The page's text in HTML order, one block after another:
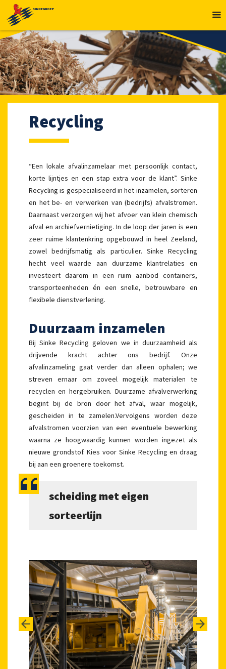
Recycling
“Een lokale afvalinzamelaar met persoonlijk contact,
korte lijntjes en een stap extra voor de klant”. Sinke
Recycling is gespecialiseerd in het inzamelen, sorteren
en het be- en verwerken van (bedrijfs) afvalstromen.
Daarnaast verzorgen wij het afvoer van klein chemisch
afval en archiefvernietiging. In de loop der jaren is een
zeer ruime klantenkring opgebouwd in heel Zeeland,
zowel bedrijfsmatig als particulier. Sinke Recycling
hecht veel waarde aan duurzame klantrelaties en
investeert daarom in een ruim aanbod containers,
transporteenheden én een snelle, betrouwbare en
flexibele dienstverlening.
Duurzaam inzamelen
Bij Sinke Recycling geloven we in duurzaamheid als
drijvende kracht achter ons bedrijf. Onze
afvalinzameling gaat verder dan alleen ophalen; we
streven ernaar om zoveel mogelijk materialen te
recyclen en hergebruiken. Duurzame afvalverwerking
begint bij de bron door het afval, waar mogelijk,
gescheiden in te zamelen.Vervolgens worden deze
afvalstromen voorzien van een eventuele bewerking
waarna ze hoogwaardig kunnen worden ingezet als
nieuwe grondstof. Kies voor Sinke Recycling en draag
bij aan een groenere toekomst.
scheiding met eigen
sorteerlijn